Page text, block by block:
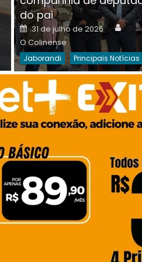
on
30 de julho de 2026 O
Destaques Da Semana
do pai
Posted
on
31 de julho de 2026
O Colinense
Jaborandi Principais Notícias